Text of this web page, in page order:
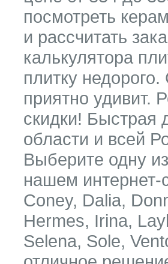
посмотреть
и рассчитать
калькулятора
плитку
приятно удивит.
скидки! Быстрая
области и всей
Выберите одну
нашем интернет-
Coney, Dalia,
Hermes, Irina,
Selena, Sole,